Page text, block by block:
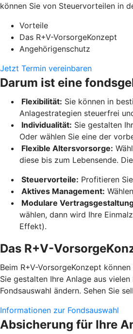
können Sie von Steuervorteilen in
Vorteile
Das R+V-VorsorgeKonzept
Angehörigenschutz
Jetzt Termin vereinbaren
Darum ist eine
Flexibilität: Sie können in
Anlagestrategien steuerfrei
Individualität: Sie gestalten
Oder wählen Sie eine der
Flexible Altersvorsorge:
diese bis zum Lebensende.
Steuervorteile: Profitieren
Aktives Management:
Modulare
wählen, dann wird Ihre
Effekt).
Das R+V-
Beim R+V-VorsorgeKonzept
Sie gestalten Ihre Anlage aus
Fondsauswahl ändern. Sehen Sie
Informationen zur Fondsauswahl
Absicherung für Ihre